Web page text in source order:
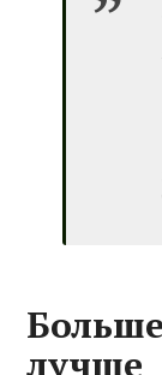
лучше